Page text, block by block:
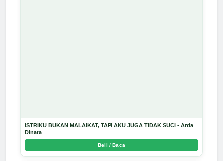
ISTRIKU BUKAN MALAIKAT, TAPI AKU JUGA TIDAK SUCI - Arda
Dinata
Beli / Baca